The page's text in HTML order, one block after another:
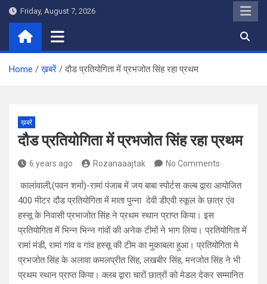
Skip
content
Friday, August 7, 2026
Home ख़बरें दौड प्रतियोगिता में प्रभजोत सिंह रहा प्रथम
ख़बरें
दौड प्रतियोगिता में प्रभजोत सिंह रहा प्रथम
6 years ago Rozanaaajtak No Comments
कालांवाली,(पवन शर्मा)-रामां पंजाब में जय बाबा स्पोर्टस कल्ब द्वारा आयोजित
400 मीटर दौड प्रतियोगिता में माता पुन्ना देवी डीएवी स्कूल के छात्र एंव
हस्सू के निवासी प्रभाजोत सिंह ने प्रथम स्थान प्राप्त किया। इस
प्रतियोगिता में भिन्न भिन्न गांवों की अनेक टीमों ने भाग लिया। प्रतियोगिता में
रामां मंडी, रामां गांव व गांव हस्सू की टीम का मुकाबला हुआ। प्रतियोगिता मे
प्रभजोत सिंह के अलावा कमलप्रीत सिंह, लखबीर सिंह, मनजोत सिंह ने भी
प्रथम स्थान प्राप्त किया। क्लब द्वारा चारों छात्रों को मेडल देकर सम्मानित